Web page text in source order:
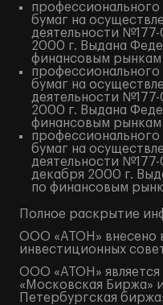
бумаг на
деятельности
2000 г. Выдана
финансовым рынкам
бумаг на
деятельности
2000 г. Выдана
финансовым рынкам
бумаг на
деятельности
декабря 2000 г.
по финансовым
Полное раскрытие
ООО «АТОН» внесено
инвестиционных
ООО «АТОН»
«Московская Биржа»
Петербургская